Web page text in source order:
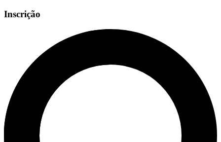
Inscrição